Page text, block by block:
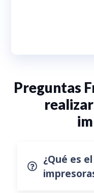
Preguntas
¿Qué es